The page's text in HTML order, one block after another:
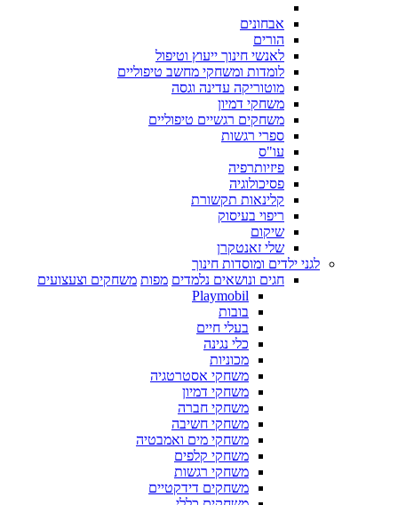
אבחונים
הורים
לאנשי חינוך ייעוץ וטיפול
לומדות ומשחקי מחשב טיפוליים
מוטוריקה עדינה וגסה
משחקי דמיון
משחקים רגשיים טיפוליים
ספרי רגשות
עו"ס
פיזיותרפיה
פסיכולוגיה
קלינאות תקשורת
ריפוי בעיסוק
שיקום
שלי זאנטקרן
לגני ילדים ומוסדות חינוך
חגים ונושאים נלמדים מפות משחקים וצעצועים
Playmobil
בובות
בעלי חיים
כלי נגינה
מכוניות
משחקי אסטרטגיה
משחקי דמיון
משחקי חברה
משחקי חשיבה
משחקי מים ואמבטיה
משחקי קלפים
משחקי רגשות
משחקים דידקטיים